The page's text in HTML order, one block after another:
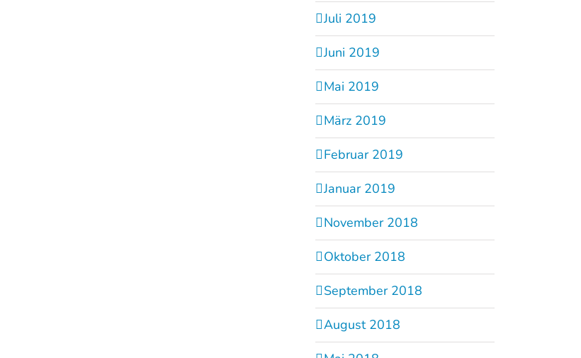
Juli 2019
Juni 2019
Mai 2019
März 2019
Februar 2019
Januar 2019
November 2018
Oktober 2018
September 2018
August 2018